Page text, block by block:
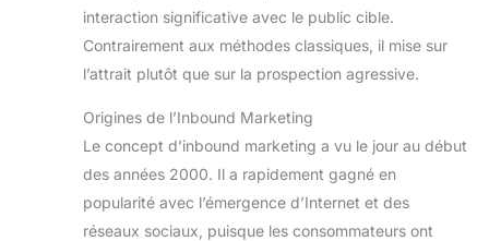
interaction significative avec le public cible.
Contrairement aux méthodes classiques, il mise sur
l’attrait plutôt que sur la prospection agressive.
Origines de l’Inbound Marketing
Le concept d’inbound marketing a vu le jour au début
des années 2000. Il a rapidement gagné en
popularité avec l’émergence d’Internet et des
réseaux sociaux, puisque les consommateurs ont